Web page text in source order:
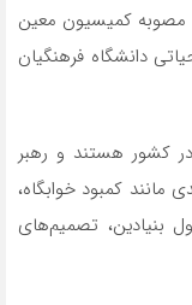
مصوبه کمیسیون معین
دانشگاه فرهنگیان
کشور هستند و رهبر
کمبود خوابگاه،
تصمیم‌های